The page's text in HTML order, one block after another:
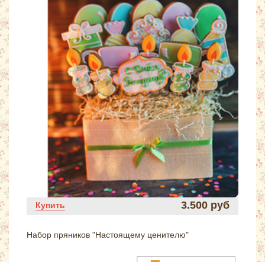
Купить 3.500 руб
Набор пряников "Настоящему ценителю"